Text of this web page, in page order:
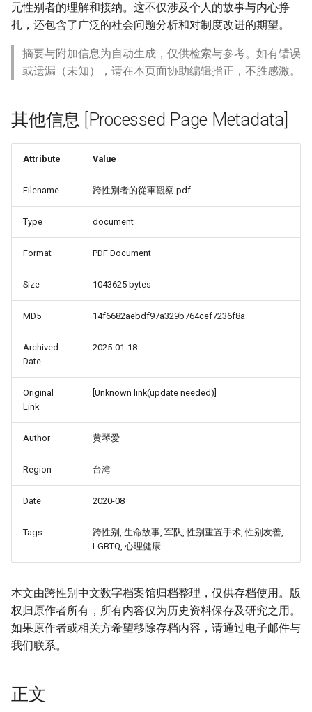
元性别者的理解和接纳。这不仅涉及个人的故事与内心挣
扎，还包含了广泛的社会问题分析和对制度改进的期望。
摘要与附加信息为自动生成，仅供检索与参考。如有错误
或遗漏（未知），请在本页面协助编辑指正，不胜感激。
其他信息 [Processed Page Metadata]
Attribute Value
Filename 跨性別者的從軍觀察.pdf
Type document
Format PDF Document
Size 1043625 bytes
MD5 14f6682aebdf97a329b764cef7236f8a
Archived
Date
2025-01-18
Original
Link
[Unknown link(update needed)]
Author 黄琴爱
Region 台湾
Date 2020-08
Tags
跨性别, 生命故事, 军队, 性别重置手术, 性别友善,
LGBTQ, 心理健康
本文由跨性别中文数字档案馆归档整理，仅供存档使用。版
权归原作者所有，所有内容仅为历史资料保存及研究之用。
如果原作者或相关方希望移除存档内容，请通过电子邮件与
我们联系。
正文